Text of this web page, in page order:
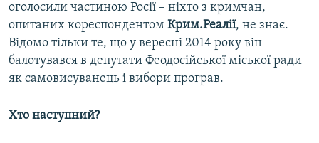
оголосили частиною Росії – ніхто з кримчан,
опитаних кореспондентом Крим.Реалії, не знає.
Відомо тільки те, що у вересні 2014 року він
балотувався в депутати Феодосійської міської ради
як самовисуванець і вибори програв.
Хто наступний?